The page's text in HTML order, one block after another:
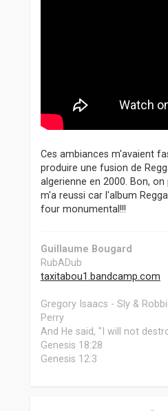
Ces ambiances m'avaient
produire une fusion de
algerienne en 2000. Bon,
m'a reussi car l'album
four monumental!!!
Guillaume Bougard
RubADub
taxitabou1.bandcamp.com
Gregory Isaacs - Sly &
Perry
And He said, "I will not
Genesis 18:28
Genesis 12:3